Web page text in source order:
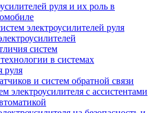
руля и их роль в
электроусилителей руля
систем
в системах
руля
и систем обратной связи
электроусилителя с ассистентами